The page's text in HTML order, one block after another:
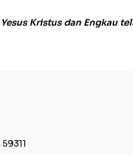
Kristus dan Engkau